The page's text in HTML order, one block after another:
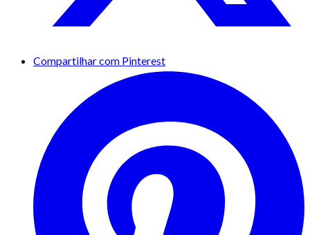
Compartilhar com Pinterest